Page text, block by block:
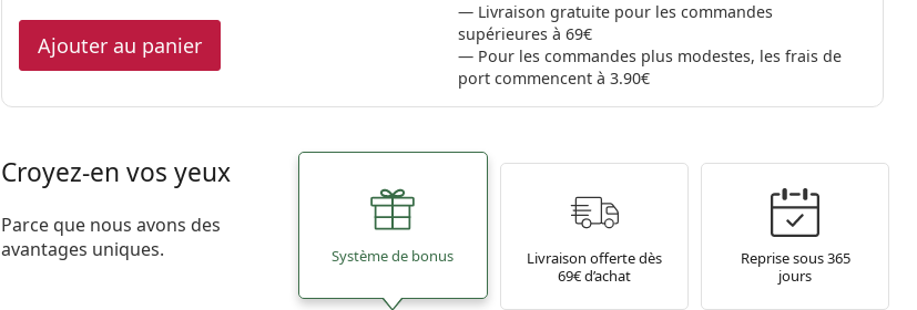
Ajouter au panier
Livraison gratuite pour les commandes
supérieures à 69€
Pour les commandes plus modestes, les frais de
port commencent à 3.90€
Croyez-en vos yeux
Parce que nous avons des
avantages uniques.
Système de bonus
Livraison offerte dès
69€ d’achat
Reprise sous 365
jours